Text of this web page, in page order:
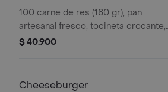
100 carne de res (180 gr), pan
artesanal fresco, tocineta crocante,
queso americano, pepinillos y salsa
$ 40.900
Cheeseburger